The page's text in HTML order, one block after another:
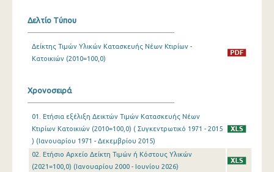
Οκτωβρίου 2024
Αυγούστου 2024
Ιουνίου 2024
Μαΐου 2024
Απριλίου 2024
Δελτίο Τύπου
Δείκτης Τιμών Υλικών Κατασκευής Νέων Κτιρίων -
Κατοικιών (2010=100,0)
Χρονοσειρά
01. Ετήσια εξέλιξη Δεικτών Τιμών Κατασκευής Νέων
Κτιρίων Κατοικιών (2010=100,0) ( Συγκεντρωτικό 1971 - 2015
) (Ιανουαρίου 1971 - Δεκεμβρίου 2015)
02. Ετήσιο Αρχείο Δείκτη Τιμών ή Κόστους Υλικών
(2021=100,0) (Ιανουαρίου 2000 - Ιουνίου 2026)